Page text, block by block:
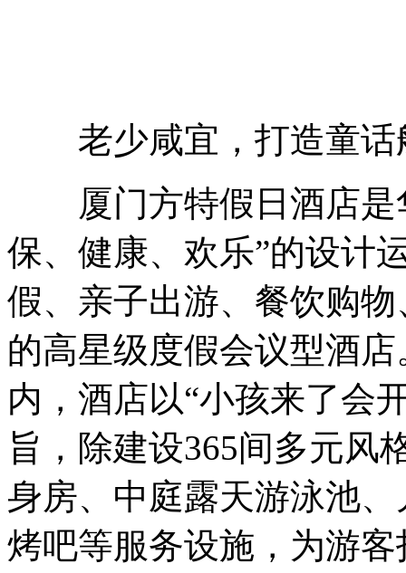
老少咸宜，打造童话
厦门方特假日酒店是
保、健康、欢乐”的设计
假、亲子出游、餐饮购
的高星级度假会议型酒
内，酒店以“小孩来了会
旨，除建设365间多元风
身房、中庭露天游泳池
烤吧等服务设施，为游